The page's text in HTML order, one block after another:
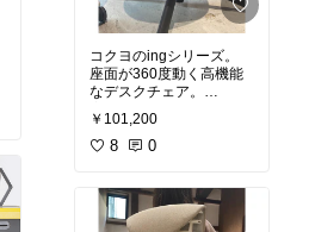
#オリジナル写真
コクヨのingシリーズ。
座面が360度動く高機能
なデスクチェア。
実物を見に行ったんだけ
ど可愛すぎた…
色もいろんな種類選べる
のが楽しいし、フォルム
￥101,200
8 0